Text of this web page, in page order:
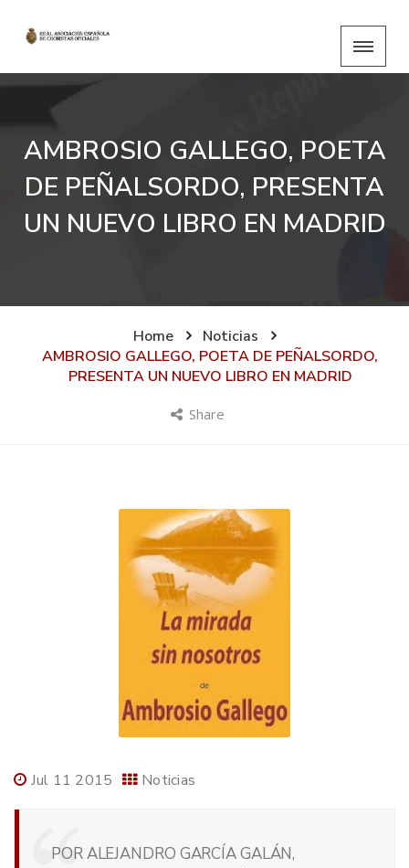
AMBROSIO GALLEGO, POETA
DE PEÑALSORDO, PRESENTA
UN NUEVO LIBRO EN MADRID
Home
Noticias
AMBROSIO GALLEGO, POETA DE PEÑALSORDO,
PRESENTA UN NUEVO LIBRO EN MADRID
Share
Jul 11 2015 Noticias
POR ALEJANDRO GARCÍA GALÁN,